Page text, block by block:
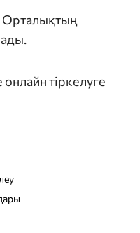
Орталықтың
онлайн тіркелуге